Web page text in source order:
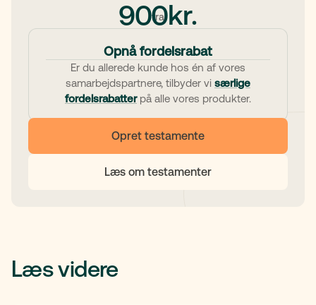
fra
900kr.
Opnå fordelsrabat
Er du allerede kunde hos én af vores
samarbejdspartnere, tilbyder vi særlige
fordelsrabatterpå alle vores produkter.
Opret testamente
Læs om testamenter
Læs videre